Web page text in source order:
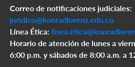
Correo de notificaciones judiciales:
juridico@konradlorenz.edu.co
Línea Ética:
Horario de atención de lunes a
6:00 p.m. y sábados de 8:00 a.m. a